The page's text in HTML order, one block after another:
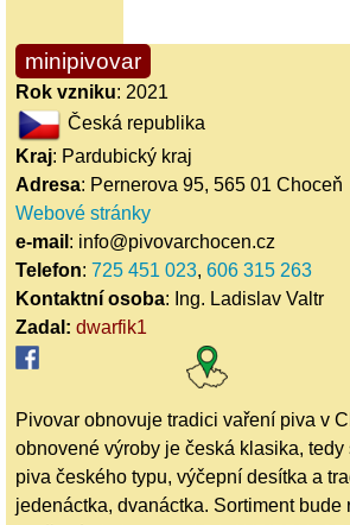
minipivovar
Rok vzniku: 2021
Česká republika
Kraj: Pardubický kraj
Adresa: Pernerova 95, 565 01 Choceň
Webové stránky
e-mail : info@pivovarchocen.cz
Telefon: 725 451 023, 606 315 263
Kontaktní osoba: Ing. Ladislav Valtr
Zadal: dwarfik1
Pivovar obnovuje tradici vaření piva v
obnovené výroby je česká klasika, tedy
piva českého typu, výčepní desítka a
jedenáctka, dvanáctka. Sortiment bude